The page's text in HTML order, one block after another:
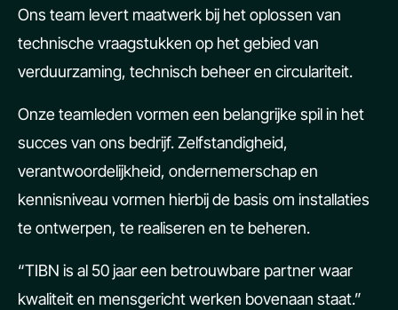
Ons team levert maatwerk bij het oplossen van
technische vraagstukken op het gebied van
verduurzaming, technisch beheer en circulariteit.
Onze teamleden vormen een belangrijke spil in het
succes van ons bedrijf. Zelfstandigheid,
verantwoordelijkheid, ondernemerschap en
kennisniveau vormen hierbij de basis om installaties
te ontwerpen, te realiseren en te beheren.
“TIBN is al 50 jaar een betrouwbare partner waar
kwaliteit en mensgericht werken bovenaan staat.”